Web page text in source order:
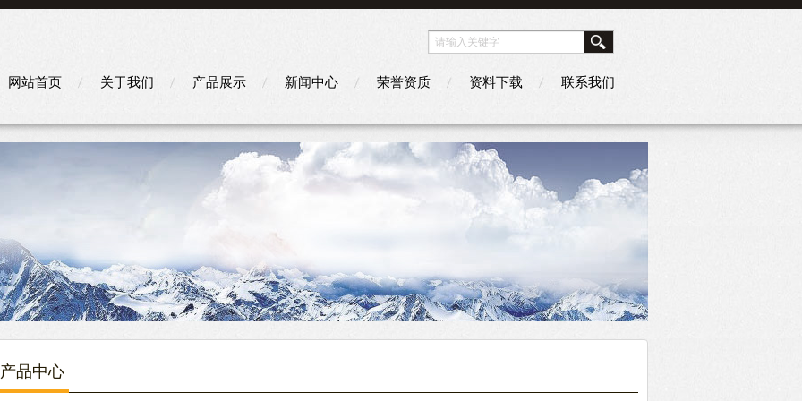
网站首页 关于我们 产品展示 新闻中心 荣誉资质 资料下载 联系我们
产品中心